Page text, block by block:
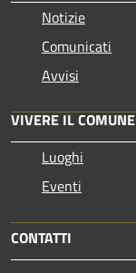
Notizie
Comunicati
Avvisi
VIVERE IL COMUNE
Luoghi
Eventi
CONTATTI